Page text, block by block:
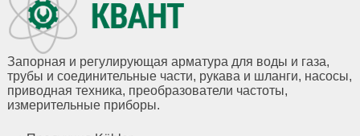
Запорная и регулирующая арматура для воды и газа,
трубы и соединительные части, рукава и шланги, насосы,
приводная техника, преобразователи частоты,
измерительные приборы.